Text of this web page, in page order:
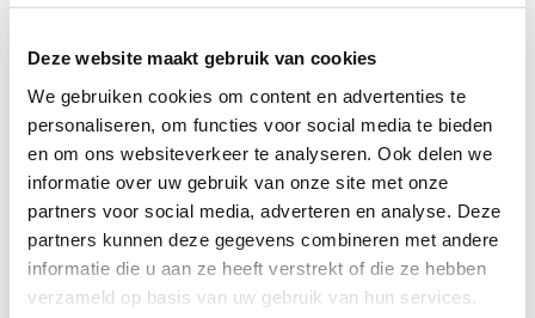
Deze website maakt gebruik van cookies
We gebruiken cookies om content en advertenties te
personaliseren, om functies voor social media te bieden
en om ons websiteverkeer te analyseren. Ook delen we
informatie over uw gebruik van onze site met onze
partners voor social media, adverteren en analyse. Deze
partners kunnen deze gegevens combineren met andere
informatie die u aan ze heeft verstrekt of die ze hebben
verzameld op basis van uw gebruik van hun services.
Ga aan tafel zitten en leg uw hand (waar u klachten aan
heeft) en onderarm op tafel. Maak nu langzaamaan een
vuist. Buig hierbij eerst langzaam de topjes van uw
de knokkels. Houdt uw hand 5 seconden in deze positie
en breng hem dan weer terug in de beginpositie. Herhaal
deze beweging 5 keer. Doe de oefening twee keer per dag.
Vingers spreiden
Ga aan tafel zitten en leg uw hand (waar u klachten aan